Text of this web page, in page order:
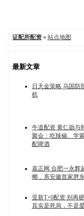
证配所配资» 站点地图
最新文章
日天金策略 乌国防
机
牛道配资 黄仁勋与
聚会：吃辣椒、学
配啤酒
嘉正网 合肥一永辉
螂，系安徽首家胖
亚新T+0配资 别再
其实是死局，不是